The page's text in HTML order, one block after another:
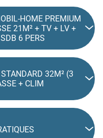
HOME PREMIUM
21M² + TV + LV +
6 PERS
32M² (3
+ CLIM